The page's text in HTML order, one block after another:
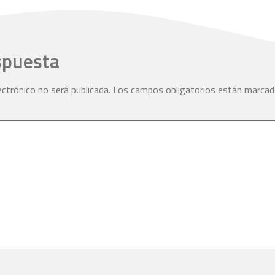
no será publicada. Los campos obligatorios están